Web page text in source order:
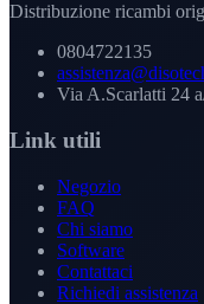
Distribuzione ricambi
0804722135
Via A.Scarlatti 24
Link utili
Negozio
FAQ
Chi siamo
Software
Contattaci
Richiedi assistenza